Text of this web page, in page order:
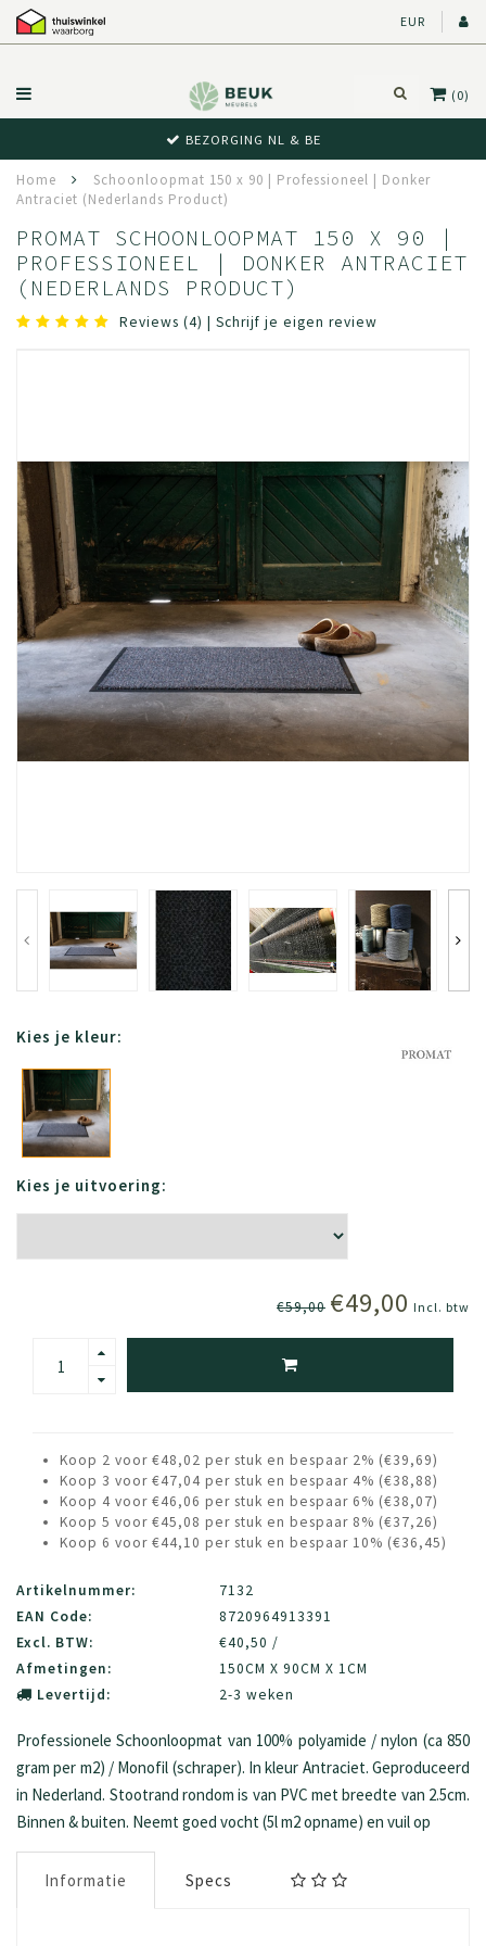
EUR
(0)
BEWUST RETOUR
Home
Schoonloopmat 150 x 90 | Professioneel | Donker
Antraciet (Nederlands Product)
PROMAT SCHOONLOOPMAT 150 X 90 |
PROFESSIONEEL | DONKER ANTRACIET
(NEDERLANDS PRODUCT)
Reviews (4) | Schrijf je eigen review
Kies je kleur:
Kies je uitvoering:
€59,00 €49,00 Incl. btw
Koop 2 voor €48,02 per stuk en bespaar 2% (€39,69)
Koop 3 voor €47,04 per stuk en bespaar 4% (€38,88)
Koop 4 voor €46,06 per stuk en bespaar 6% (€38,07)
Koop 5 voor €45,08 per stuk en bespaar 8% (€37,26)
Koop 6 voor €44,10 per stuk en bespaar 10% (€36,45)
Artikelnummer:
7132
EAN Code:
8720964913391
Excl. BTW:
€40,50 /
Afmetingen:
150CM X 90CM X 1CM
Levertijd:
2-3 weken
Professionele Schoonloopmat van 100% polyamide / nylon (ca 850
gram per m2) / Monofil (schraper). In kleur Antraciet. Geproduceerd
in Nederland. Stootrand rondom is van PVC met breedte van 2.5cm.
Binnen & buiten. Neemt goed vocht (5l m2 opname) en vuil op
Informatie Specs